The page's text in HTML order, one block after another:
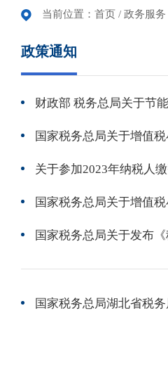
当前位置： 首页 / 政务服务
政策通知
关于参加2023年纳税人
国家税务总局关于发布